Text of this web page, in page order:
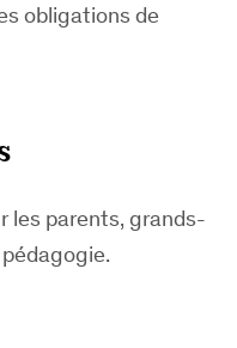
obligations de
les parents, grands-